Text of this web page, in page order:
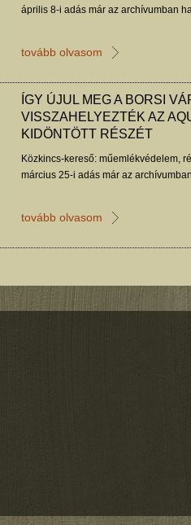
április 8-i adás már az archívumban
tovább olvasom
ÍGY ÚJUL MEG A BORSI
VISSZAHELYEZTÉK AZ
KIDÖNTÖTT RÉSZÉT
Közkincs-kereső: műemlékvédelem,
március 25-i adás már az
tovább olvasom